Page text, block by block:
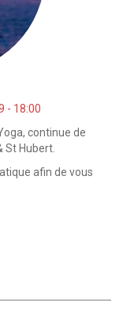
- 18:00
continue de
St Hubert.
afin de vous